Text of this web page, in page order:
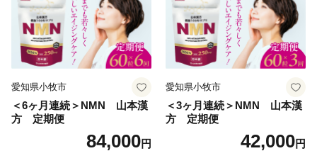
愛知県小牧市
＜6ヶ月連続＞NMN 山本漢
方 定期便
84,000円
愛知県小牧市
＜3ヶ月連続＞NMN 山本漢
方 定期便
42,000円